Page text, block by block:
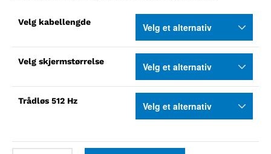
Velg kabellengde
Velg skjermstørrelse
Trådløs 512 Hz